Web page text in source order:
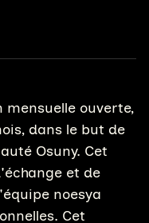
mensuelle ouverte,
dans le but de
Osuny. Cet
et de
noesya
Cet